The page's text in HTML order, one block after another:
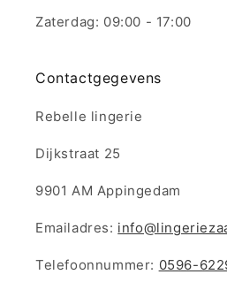
Zaterdag: 09:00 - 17:00
Contactgegevens
Rebelle lingerie
Dijkstraat 25
9901 AM Appingedam
Emailadres:
Telefoonnummer: 0596-